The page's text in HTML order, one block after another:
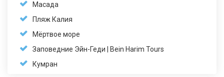
Масада
Пляж Калия
Мёртвое море
Заповедние Эйн-Геди | Bein Harim Tours
Кумран